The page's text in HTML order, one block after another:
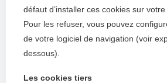
défaut d’installer ces cookies sur votre
Pour les refuser, vous pouvez
de votre logiciel de navigation (voir
dessous).
Les cookies tiers